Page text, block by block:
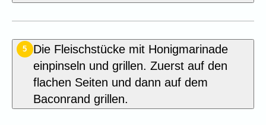
5
Die Fleischstücke mit Honigmarinade
einpinseln und grillen. Zuerst auf den
flachen Seiten und dann auf dem
Baconrand grillen.